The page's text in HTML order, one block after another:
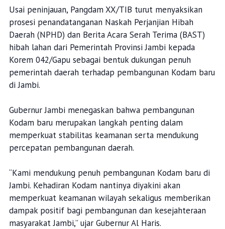
Usai peninjauan, Pangdam XX/TIB turut menyaksikan
prosesi penandatanganan Naskah Perjanjian Hibah
Daerah (NPHD) dan Berita Acara Serah Terima (BAST)
hibah lahan dari Pemerintah Provinsi Jambi kepada
Korem 042/Gapu sebagai bentuk dukungan penuh
pemerintah daerah terhadap pembangunan Kodam baru
di Jambi.
Gubernur Jambi menegaskan bahwa pembangunan
Kodam baru merupakan langkah penting dalam
memperkuat stabilitas keamanan serta mendukung
percepatan pembangunan daerah.
“Kami mendukung penuh pembangunan Kodam baru di
Jambi. Kehadiran Kodam nantinya diyakini akan
memperkuat keamanan wilayah sekaligus memberikan
dampak positif bagi pembangunan dan kesejahteraan
masyarakat Jambi,” ujar Gubernur Al Haris.